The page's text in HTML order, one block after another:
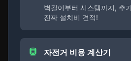
벽걸이부터 시스템까지, 추
진짜 설치비 견적!
자전거 비용 계산기